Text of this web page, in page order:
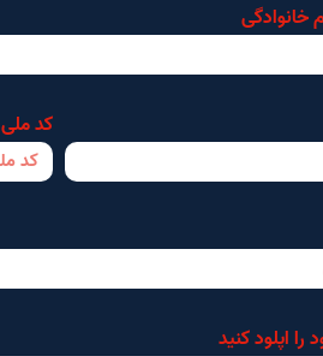
خانوادگی
کد ملی
را اپلود کنید